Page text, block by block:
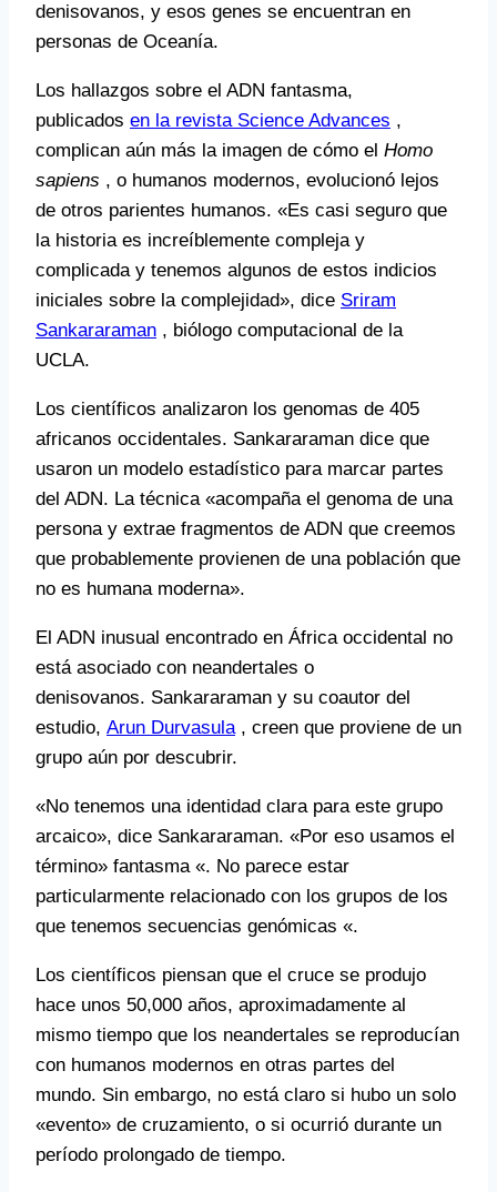
denisovanos, y esos genes se encuentran en
personas de Oceanía.
Los hallazgos sobre el ADN fantasma,
publicados en la revista Science Advances ,
complican aún más la imagen de cómo el Homo
sapiens , o humanos modernos, evolucionó lejos
de otros parientes humanos. «Es casi seguro que
la historia es increíblemente compleja y
complicada y tenemos algunos de estos indicios
iniciales sobre la complejidad», dice Sriram
Sankararaman , biólogo computacional de la
UCLA.
Los científicos analizaron los genomas de 405
africanos occidentales. Sankararaman dice que
usaron un modelo estadístico para marcar partes
del ADN. La técnica «acompaña el genoma de una
persona y extrae fragmentos de ADN que creemos
que probablemente provienen de una población que
no es humana moderna».
El ADN inusual encontrado en África occidental no
está asociado con neandertales o
denisovanos. Sankararaman y su coautor del
estudio, Arun Durvasula, creen que proviene de un
grupo aún por descubrir.
«No tenemos una identidad clara para este grupo
arcaico», dice Sankararaman. «Por eso usamos el
término» fantasma «. No parece estar
particularmente relacionado con los grupos de los
que tenemos secuencias genómicas «.
Los científicos piensan que el cruce se produjo
hace unos 50,000 años, aproximadamente al
mismo tiempo que los neandertales se reproducían
con humanos modernos en otras partes del
mundo. Sin embargo, no está claro si hubo un solo
«evento» de cruzamiento, o si ocurrió durante un
período prolongado de tiempo.